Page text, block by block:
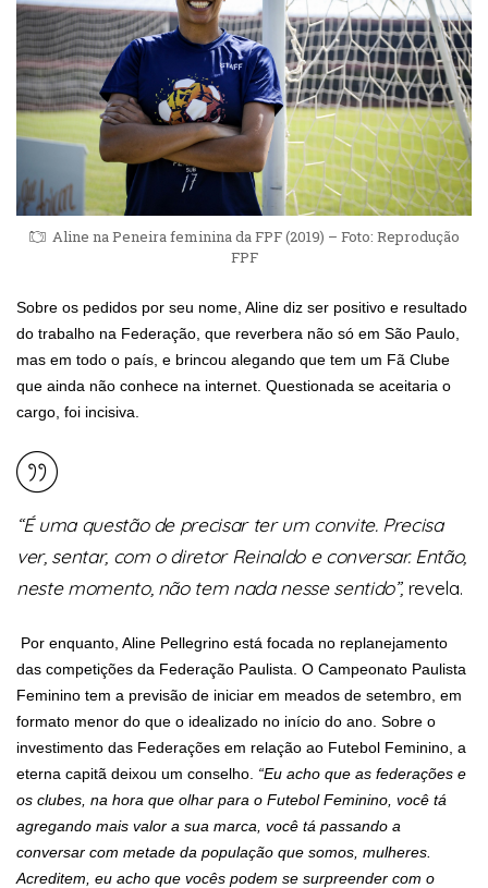
Aline na Peneira feminina da FPF (2019) – Foto: Reprodução
FPF
Sobre os pedidos por seu nome, Aline diz ser positivo e resultado
do trabalho na Federação, que reverbera não só em São Paulo,
mas em todo o país, e brincou alegando que tem um Fã Clube
que ainda não conhece na internet. Questionada se aceitaria o
cargo, foi incisiva.
“É uma questão de precisar ter um convite. Precisa
ver, sentar, com o diretor Reinaldo e conversar. Então,
neste momento, não tem nada nesse sentido”, revela.
Por enquanto, Aline Pellegrino está focada no replanejamento
das competições da Federação Paulista. O Campeonato Paulista
Feminino tem a previsão de iniciar em meados de setembro, em
formato menor do que o idealizado no início do ano. Sobre o
investimento das Federações em relação ao Futebol Feminino, a
eterna capitã deixou um conselho. “Eu acho que as federações e
os clubes, na hora que olhar para o Futebol Feminino, você tá
agregando mais valor a sua marca, você tá passando a
conversar com metade da população que somos, mulheres.
Acreditem, eu acho que vocês podem se surpreender com o